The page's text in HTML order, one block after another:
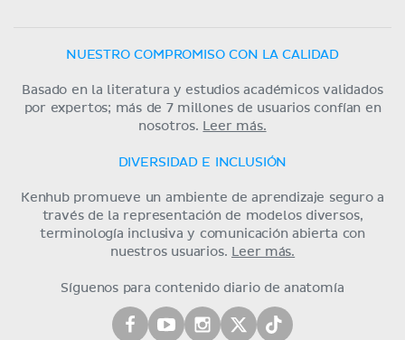
NUESTRO COMPROMISO CON LA CALIDAD
Basado en la literatura y estudios académicos validados
por expertos; más de 7 millones de usuarios confían en
nosotros. Leer más.
DIVERSIDAD E INCLUSIÓN
Kenhub promueve un ambiente de aprendizaje seguro a
través de la representación de modelos diversos,
terminología inclusiva y comunicación abierta con
nuestros usuarios. Leer más.
Síguenos para contenido diario de anatomía